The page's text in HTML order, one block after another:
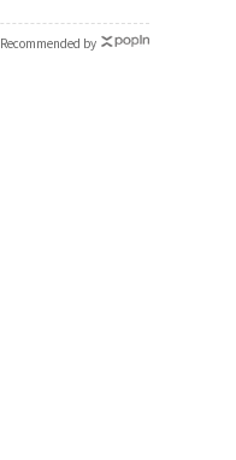
Recommended by